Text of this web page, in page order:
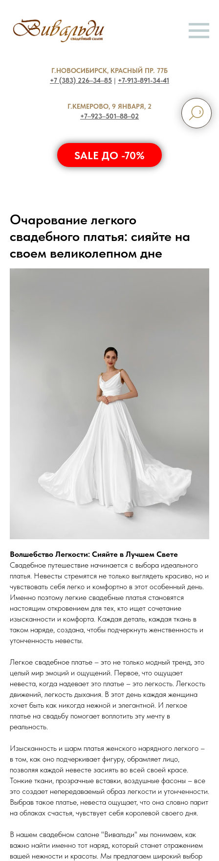
Г.НОВОСИБИРСК, КРАСНЫЙ ПР. 77Б
+7 (383) 226‒34‒85 | +7-913-891-34-41
Г.КЕМЕРОВО, 9 ЯНВАРЯ, 2
+7‒923‒501‒88‒02
SALE ДО -70%
Очарование легкого
свадебного платья: сияйте на
своем великолепном дне
Волшебство Легкости: Сияйте в Лучшем Свете
Свадебное путешествие начинается с выбора идеального
платья. Невесты стремятся не только выглядеть красиво, но и
чувствовать себя легко и комфортно в этот особенный день.
Именно поэтому легкие свадебные платья становятся
настоящим откровением для тех, кто ищет сочетание
изысканности и комфорта. Каждая деталь, каждая ткань в
таком наряде, создана, чтобы подчеркнуть женственность и
утонченность невесты.
Легкое свадебное платье – это не только модный тренд, это
целый мир эмоций и ощущений. Первое, что ощущает
невеста, когда надевает это платье – это легкость. Легкость
движений, легкость дыхания. В этот день каждая женщина
хочет быть как никогда нежной и элегантной. И легкое
платье на свадьбу помогает воплотить эту мечту в
реальность.
Изысканность и шарм платья женского нарядного легкого –
в том, как оно подчеркивает фигуру, обрамляет лицо,
позволяя каждой невесте засиять во всей своей красе.
Тонкие ткани, прозрачные вставки, воздушные фасоны – все
это создает непередаваемый образ легкости и утонченности.
Выбрав такое платье, невеста ощущает, что она словно парит
на облаках счастья, чувствует себя королевой своего дня.
В нашем свадебном салоне "Вивальди" мы понимаем, как
важно найти именно тот наряд, который станет отражением
вашей нежности и красоты. Мы предлагаем широкий выбор